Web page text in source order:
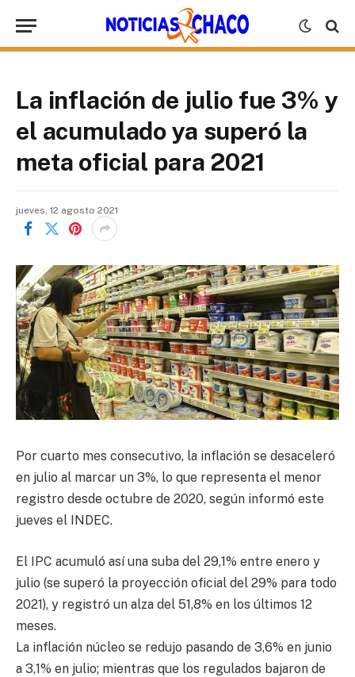
La inflación de julio fue 3% y
el acumulado ya superó la
meta oficial para 2021
jueves, 12 agosto 2021
Por cuarto mes consecutivo, la inflación se desaceleró
en julio al marcar un 3%, lo que representa el menor
registro desde octubre de 2020, según informó este
jueves el INDEC.
El IPC acumuló así una suba del 29,1% entre enero y
julio (se superó la proyección oficial del 29% para todo
2021), y registró un alza del 51,8% en los últimos 12
meses.
La inflación núcleo se redujo pasando de 3,6% en junio
a 3,1% en julio; mientras que los regulados bajaron de